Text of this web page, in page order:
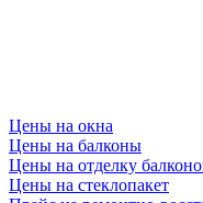
Цены на окна
Цены на балконы
Цены на отделку
Цены на стеклопакет